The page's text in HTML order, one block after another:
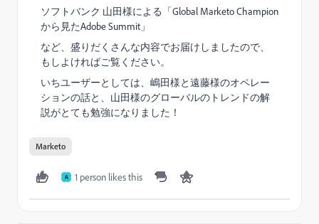
ソフトバンク 山田様による「Global Marketo Champion
から見たAdobe Summit」
など、盛りだくさんな内容でお届けしましたので、
もしよければご覧ください。
いちユーザーとしては、嶋田様と遠藤様のオペレー
ションの話と、山田様のグローバルのトレンドの解
説がとても勉強になりました！
Marketo
A 1 person likes this